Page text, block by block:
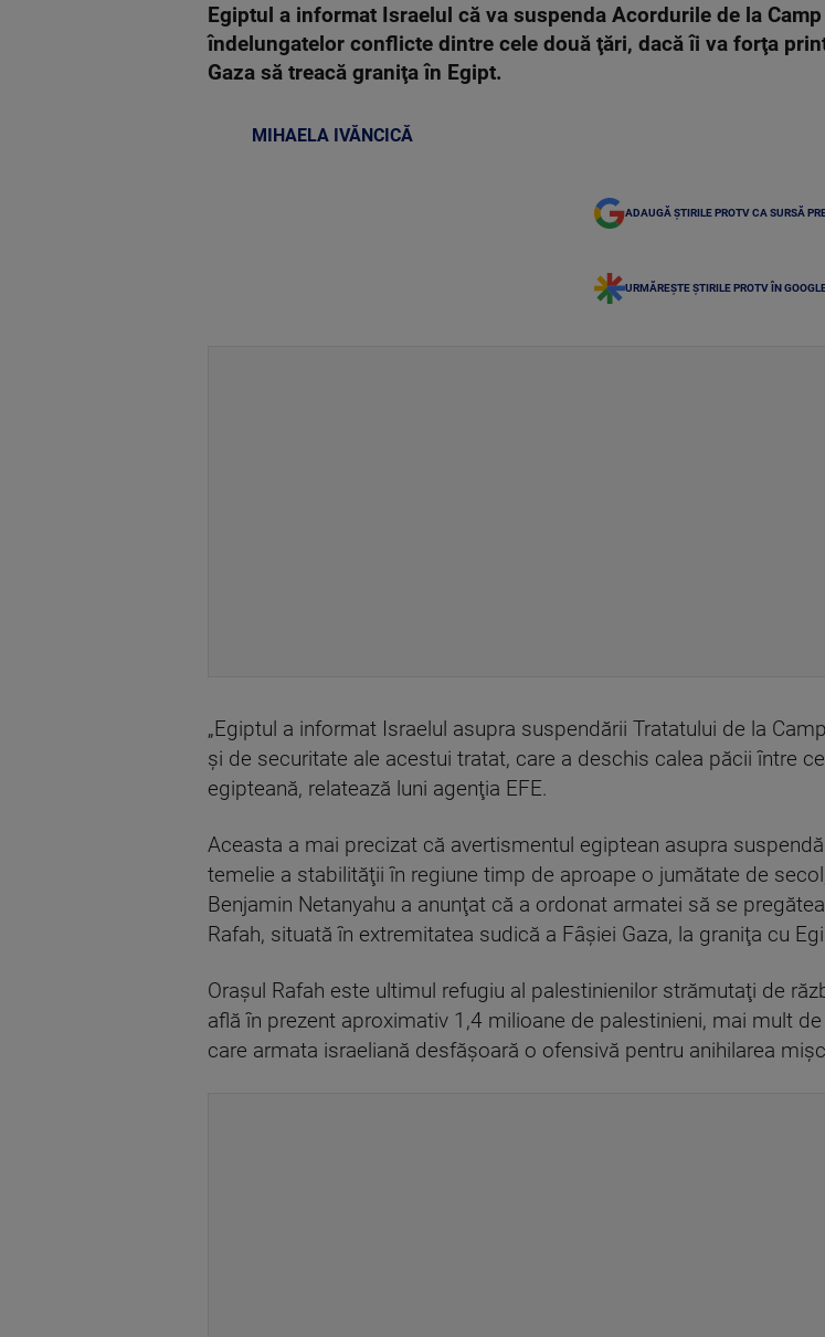
Egiptul a informat Israelul că va suspenda Acordurile de la
îndelungatelor conflicte dintre cele două ţări, dacă îi va forţa
Gaza să treacă graniţa în Egipt.
MIHAELA IVĂNCICĂ
ADAUGĂ ȘTIRILE PROTV CA SURSĂ
URMĂREȘTE ȘTIRILE PROTV ÎN
„Egiptul a informat Israelul asupra suspendării Tratatului de la
şi de securitate ale acestui tratat, care a deschis calea păcii între
egipteană, relatează luni agenţia EFE.
Aceasta a mai precizat că avertismentul egiptean asupra
temelie a stabilităţii în regiune timp de aproape o jumătate de
Benjamin Netanyahu a anunţat că a ordonat armatei să se
Rafah, situată în extremitatea sudică a Fâşiei Gaza, la graniţa cu
Oraşul Rafah este ultimul refugiu al palestinienilor strămutaţi de
află în prezent aproximativ 1,4 milioane de palestinieni, mai mult
care armata israeliană desfăşoară o ofensivă pentru anihilarea